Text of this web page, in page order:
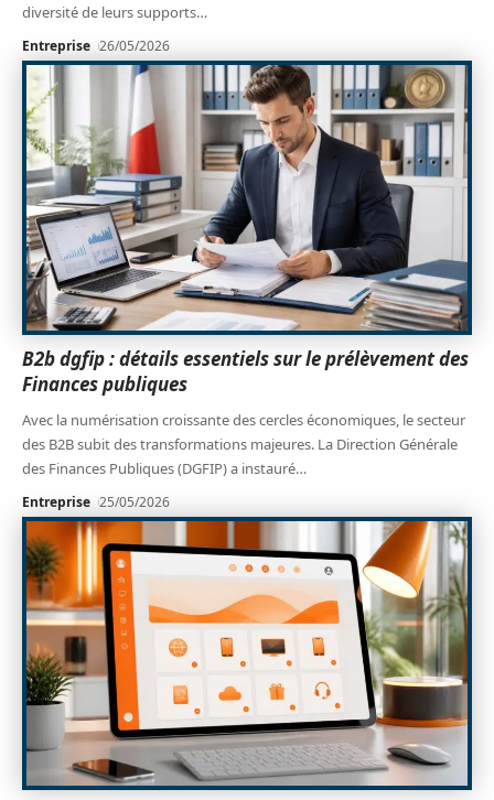
diversité de leurs supports…
Entreprise 26/05/2026
B2b dgfip : détails essentiels sur le prélèvement des
Finances publiques
Avec la numérisation croissante des cercles économiques, le secteur
des B2B subit des transformations majeures. La Direction Générale
des Finances Publiques (DGFIP) a instauré…
Entreprise 25/05/2026